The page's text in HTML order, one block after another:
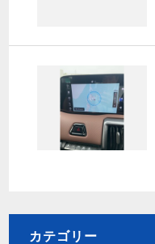
カテゴリー